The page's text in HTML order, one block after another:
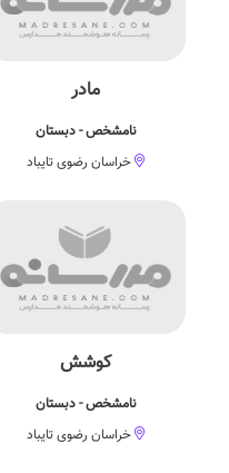
مادر
نامشخص - دبستان
خراسان رضوی تایباد
کوشش
نامشخص - دبستان
خراسان رضوی تایباد